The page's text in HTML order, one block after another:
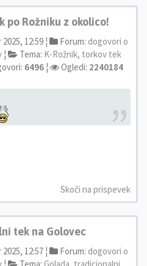
po Rožniku z okolico!
12:59 ¦ Forum: dogovori o
¦ Tema: K-Rožnik, torkov tek
6496 ¦ Ogledi: 2240184
Skoči na prispevek
tek na Golovec
12:57 ¦ Forum: dogovori o